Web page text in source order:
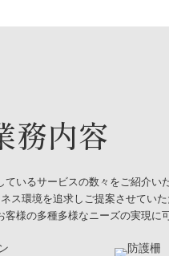
務内容
いるサービスの数々をご紹介い
ス環境を追求しご提案させていた
様の多種多様なニーズの実現に